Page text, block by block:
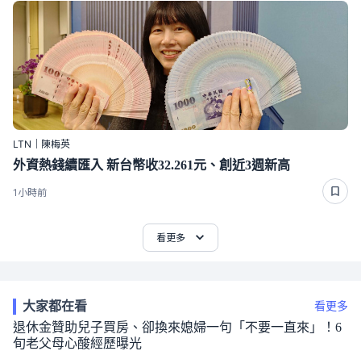
LTN｜陳梅英
外資熱錢續匯入 新台幣收32.261元、創近3週新高
1小時前
看更多
大家都在看 看更多
退休金贊助兒子買房、卻換來媳婦一句「不要一直來」！6
旬老父母心酸經歷曝光